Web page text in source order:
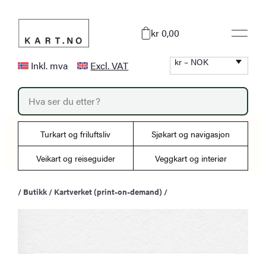
innhold
kr 0,00
Inkl. mva Excl. VAT kr – NOK
P
o
d
t
r
Turkart og friluftsliv Sjøkart og navigasjon
Veikart og reiseguider Veggkart og interiør
/ Butikk / Kartverket (print-on-demand) /